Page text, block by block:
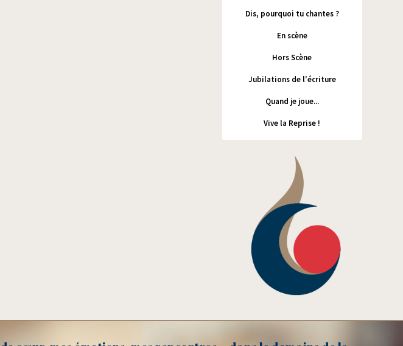
Dis, pourquoi tu chantes ?
En scène
Hors Scène
Jubilations de l'écriture
Quand je joue...
Vive la Reprise !